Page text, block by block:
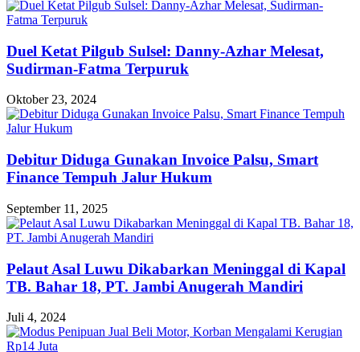
Duel Ketat Pilgub Sulsel: Danny-Azhar Melesat,
Sudirman-Fatma Terpuruk
Oktober 23, 2024
Debitur Diduga Gunakan Invoice Palsu, Smart
Finance Tempuh Jalur Hukum
September 11, 2025
Pelaut Asal Luwu Dikabarkan Meninggal di Kapal
TB. Bahar 18, PT. Jambi Anugerah Mandiri
Juli 4, 2024